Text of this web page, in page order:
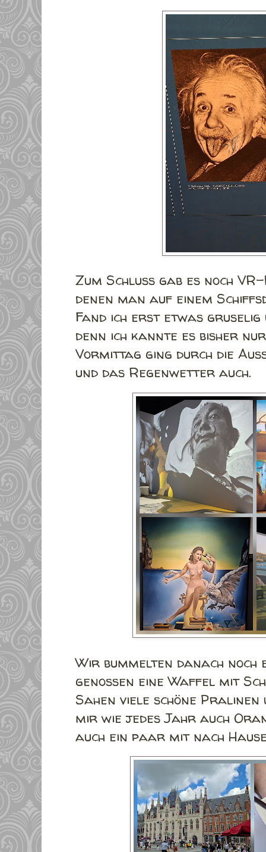
Zum Schluss gab es noch
denen man auf einem
Fand ich erst etwas gruselig
denn ich kannte es bisher
Vormittag ging durch die
und das Regenwetter auch.
Wir bummelten danach noch
genossen eine Waffel mit
Sahen viele schöne
mir wie jedes Jahr auch
auch ein paar mit nach